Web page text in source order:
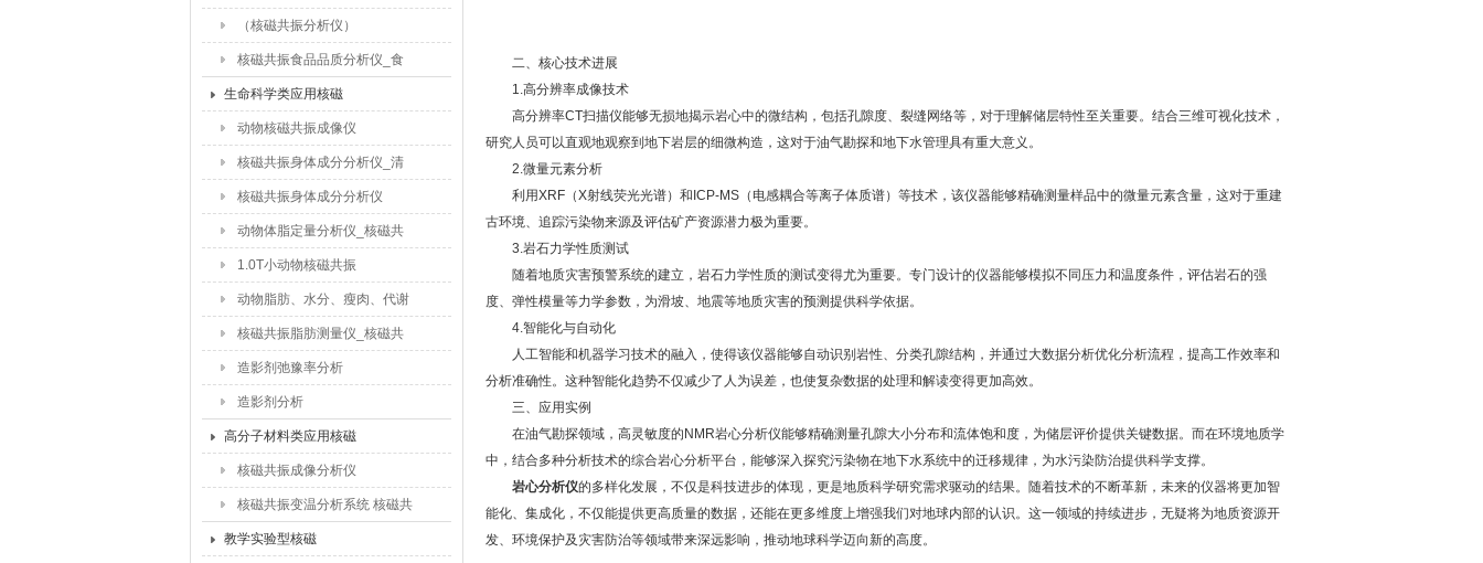
（核磁共振分析仪）
核磁共振食品品质分析仪_食
品含水量_食品干燥水分迁移
研究
生命科学类应用核磁
动物核磁共振成像仪
核磁共振身体成分分析仪_清
醒动物体脂含量测试仪
核磁共振身体成分分析仪
动物体脂定量分析仪_核磁共
振脂肪含量仪
1.0T小动物核磁共振
动物脂肪、水分、瘦肉、代谢
检测仪
核磁共振脂肪测量仪_核磁共
振动物脂肪测试仪
造影剂弛豫率分析
造影剂分析
高分子材料类应用核磁
核磁共振成像分析仪
核磁共振变温分析系统 核磁共
振交联密度仪
教学实验型核磁
二、核心技术进展
1.高分辨率成像技术
高分辨率CT扫描仪能够无损地揭示岩心中的微结构，包括孔隙度、裂缝网络等，对于理解储层特性至关重要。结合三维可视化技术，
研究人员可以直观地观察到地下岩层的细微构造，这对于油气勘探和地下水管理具有重大意义。
2.微量元素分析
利用XRF（X射线荧光光谱）和ICP-MS（电感耦合等离子体质谱）等技术，该仪器能够精确测量样品中的微量元素含量，这对于重建
古环境、追踪污染物来源及评估矿产资源潜力极为重要。
3.岩石力学性质测试
随着地质灾害预警系统的建立，岩石力学性质的测试变得尤为重要。专门设计的仪器能够模拟不同压力和温度条件，评估岩石的强
度、弹性模量等力学参数，为滑坡、地震等地质灾害的预测提供科学依据。
4.智能化与自动化
人工智能和机器学习技术的融入，使得该仪器能够自动识别岩性、分类孔隙结构，并通过大数据分析优化分析流程，提高工作效率和
分析准确性。这种智能化趋势不仅减少了人为误差，也使复杂数据的处理和解读变得更加高效。
三、应用实例
在油气勘探领域，高灵敏度的NMR岩心分析仪能够精确测量孔隙大小分布和流体饱和度，为储层评价提供关键数据。而在环境地质学
中，结合多种分析技术的综合岩心分析平台，能够深入探究污染物在地下水系统中的迁移规律，为水污染防治提供科学支撑。
岩心分析仪的多样化发展，不仅是科技进步的体现，更是地质科学研究需求驱动的结果。随着技术的不断革新，未来的仪器将更加智
能化、集成化，不仅能提供更高质量的数据，还能在更多维度上增强我们对地球内部的认识。这一领域的持续进步，无疑将为地质资源开
发、环境保护及灾害防治等领域带来深远影响，推动地球科学迈向新的高度。